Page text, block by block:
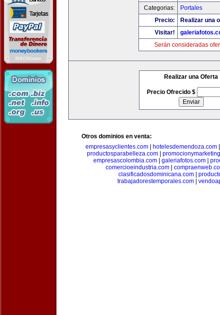
Categorias:
Portales
Precio:
Realizar una
Visitar!
Serán consideradas
Realizar una Oferta
Precio Ofrecido $
Otros dominios en venta:
empresasyclientes.com
hotelesdemendoza.com
productosparabelleza.com
empresascolombia.com
galeriafotos.com
comercioeindustria.com|
clasificadosdominicana.com
trabajadorestemporales.com